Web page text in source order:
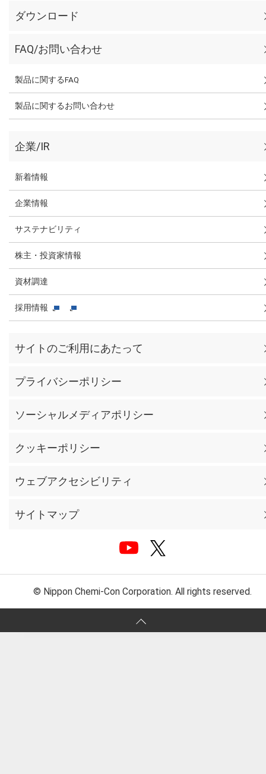
ダウンロード
FAQ/お問い合わせ
製品に関するFAQ
製品に関するお問い合わせ
企業/IR
新着情報
企業情報
サステナビリティ
株主・投資家情報
資材調達
採用情報
サイトのご利用にあたって
プライバシーポリシー
ソーシャルメディアポリシー
クッキーポリシー
ウェブアクセシビリティ
サイトマップ
© Nippon Chemi-Con Corporation. All rights reserved.